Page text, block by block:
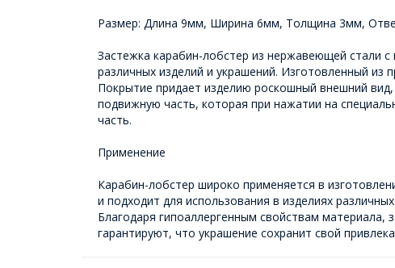
Размер: Длина 9мм, Ширина 6мм, Толщина 3мм,
Застежка карабин-лобстер из нержавеющей стали
различных изделий и украшений. Изготовленный
Покрытие придает изделию роскошный внешний
подвижную часть, которая при нажатии на
часть.
Применение
Карабин-лобстер широко применяется в
и подходит для использования в изделиях
Благодаря гипоаллергенным свойствам материала,
гарантируют, что украшение сохранит свой